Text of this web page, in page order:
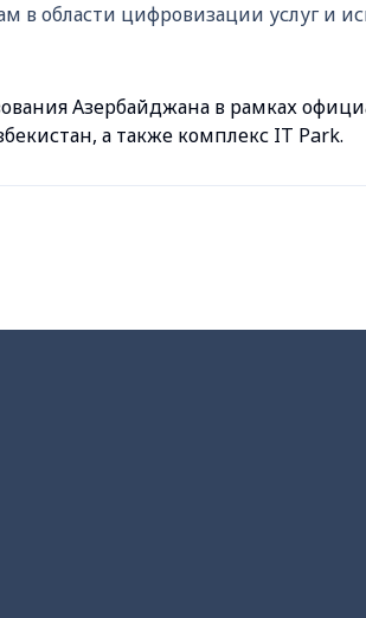
области цифровизации услуг и
Азербайджана в рамках
а также комплекс IT Park.